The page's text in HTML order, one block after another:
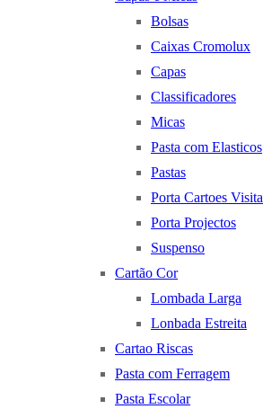
Bolsas
Caixas Cromolux
Capas
Classificadores
Micas
Pasta com Elasticos
Pastas
Porta Cartoes Visita
Porta Projectos
Suspenso
Cartão Cor
Lombada Larga
Lonbada Estreita
Cartao Riscas
Pasta com Ferragem
Pasta Escolar